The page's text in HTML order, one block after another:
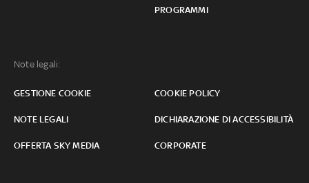
PROGRAMMI
Note legali:
GESTIONE COOKIE COOKIE POLICY
NOTE LEGALI DICHIARAZIONE DI ACCESSIBILITÀ
OFFERTA SKY MEDIA CORPORATE